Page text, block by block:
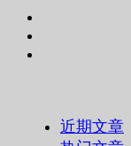
近期文章